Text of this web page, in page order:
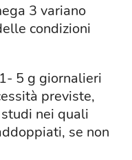
3 variano
condizioni
5 g giornalieri
previste,
nei quali
se non